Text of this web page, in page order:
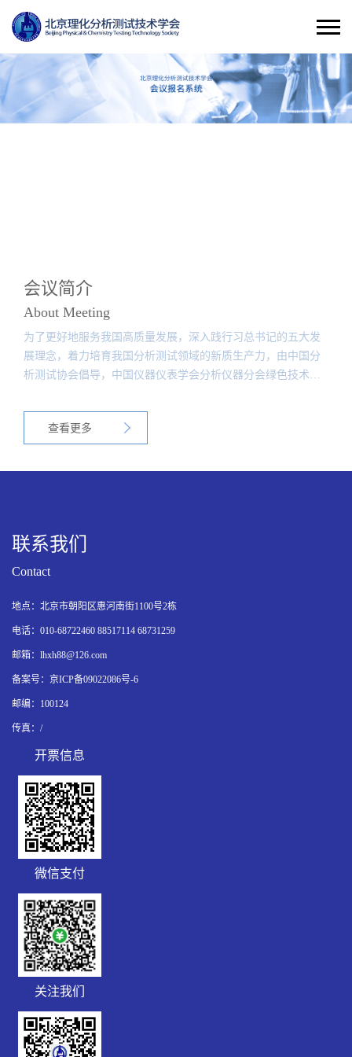
会议简介
About Meeting
为了更好地服务我国高质量发展，深入践行习总书记的五大发
展理念，着力培育我国分析测试领域的新质生产力，由中国分
析测试协会倡导，中国仪器仪表学会分析仪器分会绿色技术专
化分析测试技术学会、格林莱伯（北京）科技服务有限公司等
单位，在中共江西省萍乡市安源区委员会、江西省萍乡市安源
省萍乡市安源区举办“第三届中国实验室绿色技术国际报告
查看更多
联系我们
Contact
地点：北京市朝阳区惠河南街1100号2栋
电话：010-68722460 88517114 68731259
邮箱：lhxh88@126.com
备案号：京ICP备09022086号-6
邮编：100124
传真：/
开票信息
R7HPRK
微信支付
关注我们